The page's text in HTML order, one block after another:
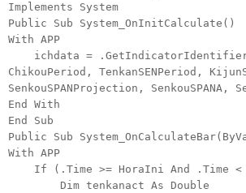
Implements System
Public Sub System_OnInitCalculate()
With APP
ichdata =
ChikouPeriod, TenkanSENPeriod,
SenkouSPANProjection, SenkouSPANA,
End With
End Sub
Public Sub
With APP
If (.Time >= HoraIni And .Time <
Dim tenkanact As Double